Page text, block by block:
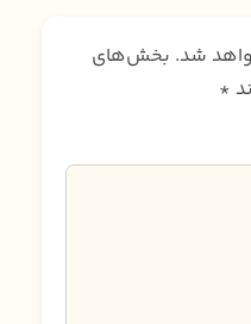
شد. بخش‌های
*